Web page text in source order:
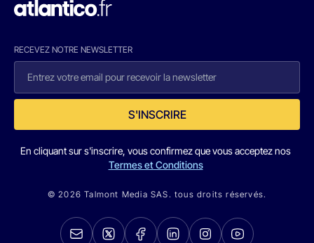
RECEVEZ NOTRE NEWSLETTER
S'INSCRIRE
En cliquant sur s'inscrire, vous confirmez que vous acceptez nos
Termes et Conditions
© 2026 Talmont Media SAS. tous droits réservés.